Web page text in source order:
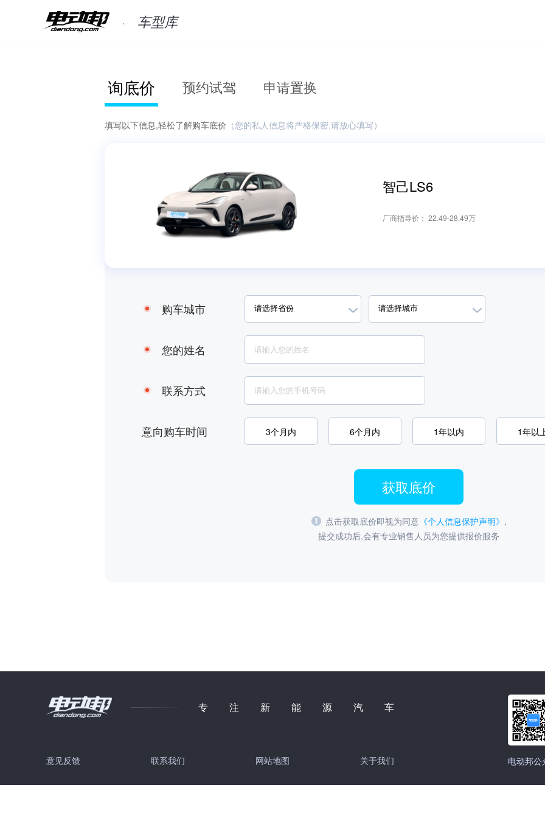
车型库
询底价 预约试驾 申请置换
填写以下信息,轻松了解购车底价 （您的私人信息将严格保密,请放心填写）
智己LS6
厂商指导价： 22.49-28.49万
购车城市
您的姓名
联系方式
意向购车时间 3个月内 6个月内 1年以内 1年以
获取底价
点击获取底价即视为同意《个人信息保护声明》 ,
提交成功后,会有专业销售人员为您提供报价服务
专注新能源汽车
意见反馈 联系我们 网站地图 关于我们 电动邦公